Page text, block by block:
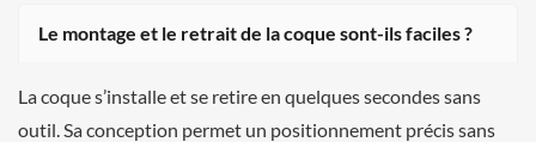
Le montage et le retrait de la coque sont-ils faciles ?
La coque s’installe et se retire en quelques secondes sans
outil. Sa conception permet un positionnement précis sans